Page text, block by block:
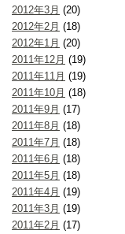
2012年3月 (20)
2012年2月 (18)
2012年1月 (20)
2011年12月 (19)
2011年11月 (19)
2011年10月 (18)
2011年9月 (17)
2011年8月 (18)
2011年7月 (18)
2011年6月 (18)
2011年5月 (18)
2011年4月 (19)
2011年3月 (19)
2011年2月 (17)